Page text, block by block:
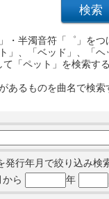
・半濁音符「゜」を
」、「ベッド」、「
て「ペット」を検索
あるものを曲名で検
発行年月で絞り込み検
から 年